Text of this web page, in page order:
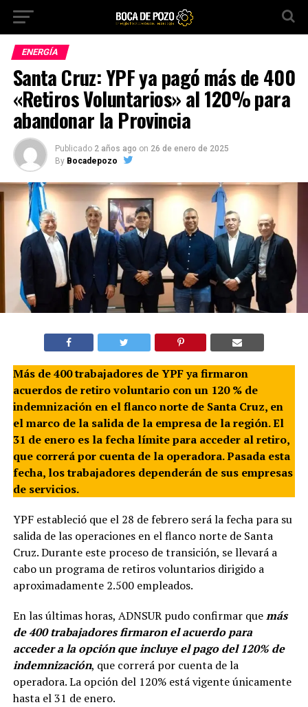
ENERGÍA
Santa Cruz: YPF ya pagó más de 400
«Retiros Voluntarios» al 120% para
abandonar la Provincia
Publicado 2 años ago on 26 de enero de 2025
By Bocadepozo
Más de 400 trabajadores de YPF ya firmaron
acuerdos de retiro voluntario con un 120 % de
indemnización en el flanco norte de Santa Cruz, en
el marco de la salida de la empresa de la región. El
31 de enero es la fecha límite para acceder al retiro,
que correrá por cuenta de la operadora. Pasada esta
fecha, los trabajadores dependerán de sus empresas
de servicios.
YPF estableció que el 28 de febrero será la fecha para su
salida de las operaciones en el flanco norte de Santa
Cruz. Durante este proceso de transición, se llevará a
cabo un programa de retiros voluntarios dirigido a
aproximadamente 2.500 empleados.
En las últimas horas, ADNSUR pudo confirmar quemás
de 400 trabajadores firmaron el acuerdo para
acceder a la opción que incluye el pago del 120% de
indemnización, que correrá por cuenta de la
operadora. La opción del 120% está vigente únicamente
hasta el 31 de enero.